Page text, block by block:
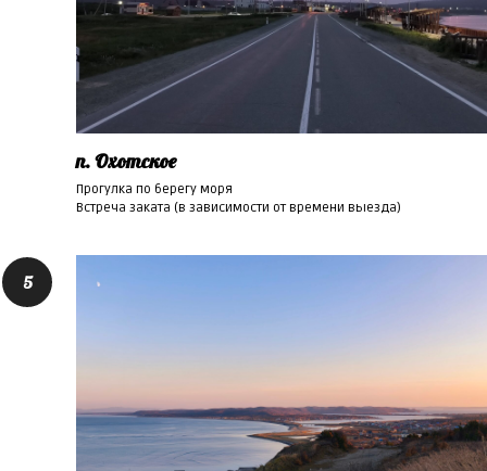
п. Охотское
Прогулка по берегу моря
Встреча заката (в зависимости от времени выезда)